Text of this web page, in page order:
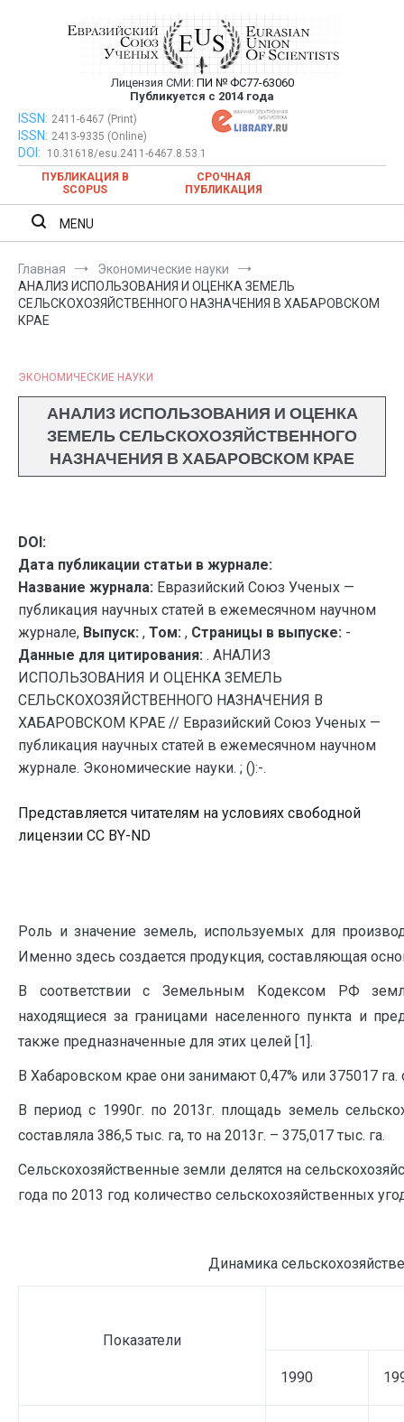
Евразийский Союз Ученых —
публикация научных статей в
ежемесячном научном журнале
Лицензия СМИ: ПИ № ФС77-63060
Публикуется с 2014 года
Евразийский Союз Ученых — публикация научных статей в
ежемесячном научном журнале
ISSN: 2411-6467 (Print)
ISSN: 2413-9335 (Online)
DOI:
10.31618/esu.2411-6467.8.53.1
ПУБЛИКАЦИЯ В
SCOPUS
СРОЧНАЯ
ПУБЛИКАЦИЯ
MENU
Главная
Экономические науки
АНАЛИЗ ИСПОЛЬЗОВАНИЯ И ОЦЕНКА ЗЕМЕЛЬ
СЕЛЬСКОХОЗЯЙСТВЕННОГО НАЗНАЧЕНИЯ В ХАБАРОВСКОМ
КРАЕ
ЭКОНОМИЧЕСКИЕ НАУКИ
АНАЛИЗ ИСПОЛЬЗОВАНИЯ И ОЦЕНКА
ЗЕМЕЛЬ СЕЛЬСКОХОЗЯЙСТВЕННОГО
НАЗНАЧЕНИЯ В ХАБАРОВСКОМ КРАЕ
DOI:
Дата публикации статьи в журнале:
Название журнала: Евразийский Союз Ученых —
публикация научных статей в ежемесячном научном
журнале, Выпуск: , Том: , Страницы в выпуске: -
Данные для цитирования: . АНАЛИЗ
ИСПОЛЬЗОВАНИЯ И ОЦЕНКА ЗЕМЕЛЬ
СЕЛЬСКОХОЗЯЙСТВЕННОГО НАЗНАЧЕНИЯ В
ХАБАРОВСКОМ КРАЕ // Евразийский Союз Ученых —
публикация научных статей в ежемесячном научном
журнале. Экономические науки. ; ():-.
Представляется читателям на условиях свободной
лицензии CC BY-ND
Роль и значение земель, используемых для
Именно здесь создается продукция, составляющая
В соответствии с Земельным Кодексом РФ
находящиеся за границами населенного пункта и
также предназначенные для этих целей [1].
В Хабаровском крае они занимают 0,47% или 375017
В период с 1990г. по 2013г. площадь земель
составляла 386,5 тыс. га, то на 2013г. – 375,017 тыс. га.
Сельскохозяйственные земли делятся на
года по 2013 год количество сельскохозяйственных
Динамика
Показатели
1990